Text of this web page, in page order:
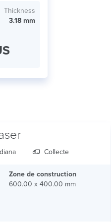
Thickness
3.18 mm
Collecte
Zone de construction
600.00 x 400.00 mm